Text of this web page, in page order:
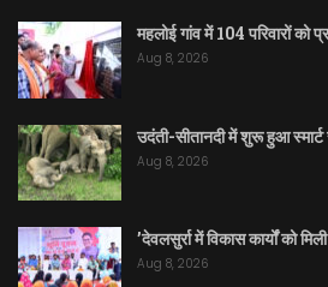
महलोई गांव में 104 परिवारों को
Aug 8, 2026
उदंती-सीतानदी में शुरू हुआ
Aug 8, 2026
’देवलसुर्रा में विकास कार्यों को
Aug 8, 2026